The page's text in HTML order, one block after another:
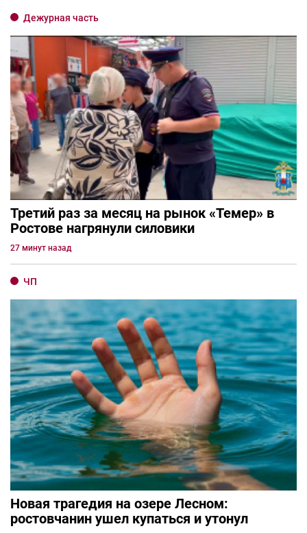
Дежурная часть
Третий раз за месяц на рынок «Темер» в
Ростове нагрянули силовики
27 минут назад
ЧП
Новая трагедия на озере Лесном:
ростовчанин ушел купаться и утонул